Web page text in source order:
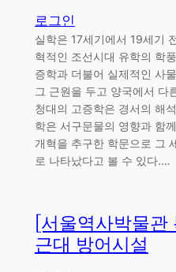
로그인
실학은 17세기에서 19세기
혁적인 조선시대 유학의 학
증학과 더불어 실제적인 사
그 근원을 두고 양국에서 다
청대의 고증학은 경서의 해
학은 서구문물의 영향과 함
개혁을 추구한 학문으로 그
로 나타났다고 볼 수 있다.…
[서울역사박물관
근대 방어시설